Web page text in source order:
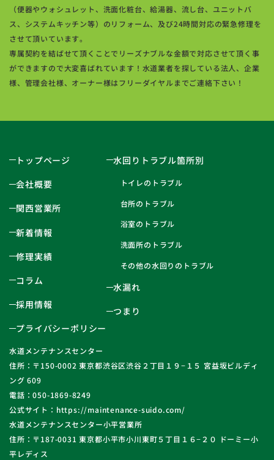
（便器やウォシュレット、洗面化粧台、給湯器、流し台、ユニットバ
ス、システムキッチン等）のリフォーム、及び24時間対応の緊急修理を
させて頂いています。
専属契約を結ばせて頂くことでリーズナブルな金額で対応させて頂く事
ができますので大変喜ばれています！水道業者を探している法人、企業
様、管理会社様、オーナー様はフリーダイヤルまでご連絡下さい！
トップページ
会社概要
関西営業所
新着情報
修理実績
コラム
採用情報
プライバシーポリシー
水回りトラブル箇所別
トイレのトラブル
台所のトラブル
浴室のトラブル
洗面所のトラブル
その他の水回りのトラブル
水漏れ
つまり
水道メンテナンスセンター
住所：〒150-0002 東京都渋谷区渋谷２丁目１９−１５ 宮益坂ビルディ
ング 609
電話：050-1869-8249
公式サイト：https://maintenance-suido.com/
水道メンテナンスセンター小平営業所
住所：〒187-0031 東京都小平市小川東町５丁目１６−２０ ドーミー小
平レディス